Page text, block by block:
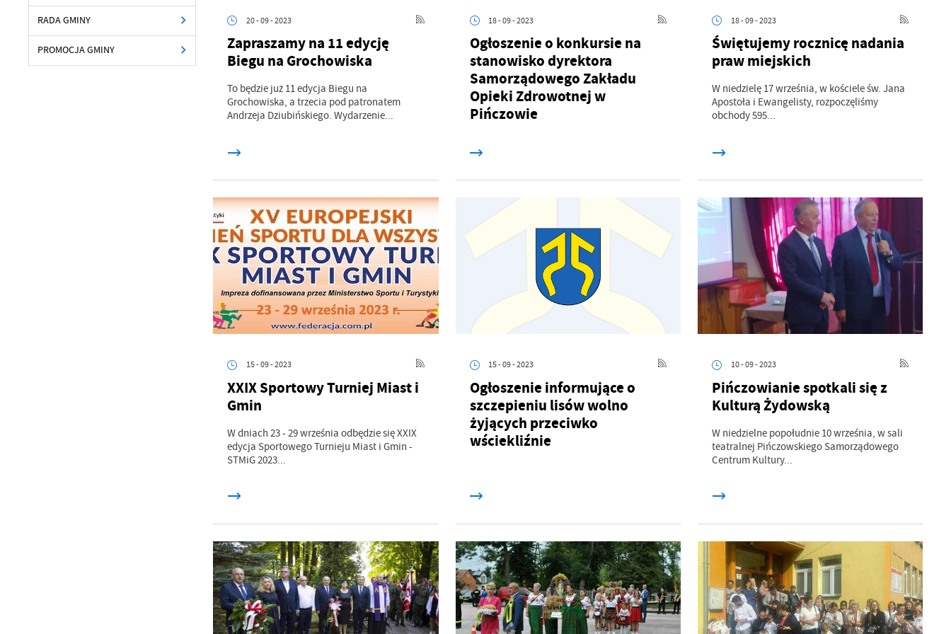
RADA GMINY
PROMOCJA GMINY
20 - 09 - 2023
Zapraszamy na 11 edycję
Biegu na Grochowiska
To będzie już 11 edycja Biegu na
Grochowiska, a trzecia pod patronatem
Andrzeja Dziubińskiego. Wydarzenie...
18 - 09 - 2023
Ogłoszenie o konkursie na
stanowisko dyrektora
Samorządowego Zakładu
Opieki Zdrowotnej w
Pińczowie
18 - 09 - 2023
Świętujemy rocznicę nadania
praw miejskich
W niedzielę 17 września, w kościele św. Jana
Apostoła i Ewangelisty, rozpoczęliśmy
obchody 595...
15 - 09 - 2023
XXIX Sportowy Turniej Miast i
Gmin
W dniach 23 - 29 września odbędzie się XXIX
edycja Sportowego Turnieju Miast i Gmin -
STMiG 2023...
15 - 09 - 2023
Ogłoszenie informujące o
szczepieniu lisów wolno
żyjących przeciwko
wściekliźnie
10 - 09 - 2023
Pińczowianie spotkali się z
Kulturą Żydowską
W niedzielne popołudnie 10 września, w sali
teatralnej Pińczowskiego Samorządowego
Centrum Kultury...
Ustawienia